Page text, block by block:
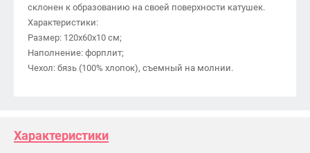
склонен к образованию на своей поверхности катушек.
Характеристики:
Размер: 120х60х10 см;
Наполнение: форплит;
Чехол: бязь (100% хлопок), съемный на молнии.
Характеристики